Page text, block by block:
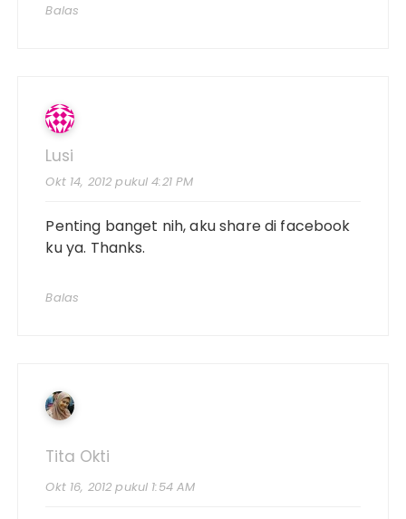
Balas
Lusi
Okt 14, 2012 pukul 4:21 PM
Penting banget nih, aku share di facebook
ku ya. Thanks.
Balas
Tita Okti
Okt 16, 2012 pukul 1:54 AM